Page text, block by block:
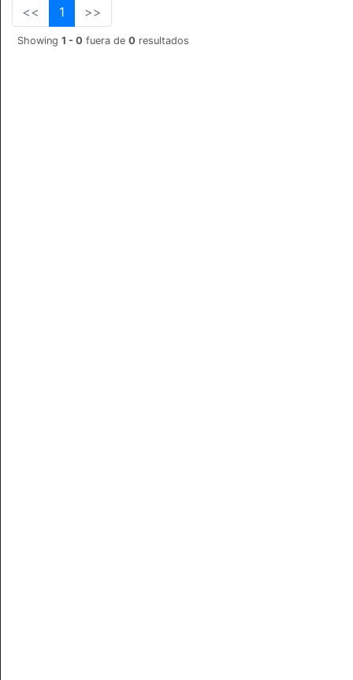
<< 1 >>
Showing 1 - 0 fuera de 0 resultados